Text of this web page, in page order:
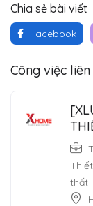
Chia sẻ bài viết
Facebook
Công việc
thất